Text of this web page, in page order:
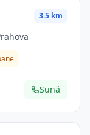
3.5 km
Sună